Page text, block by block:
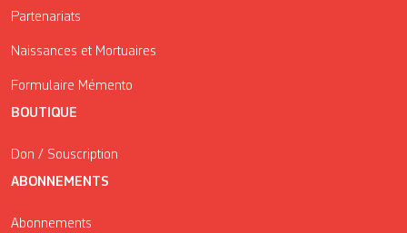
Partenariats
Naissances et Mortuaires
Formulaire Mémento
BOUTIQUE
Don / Souscription
ABONNEMENTS
Abonnements